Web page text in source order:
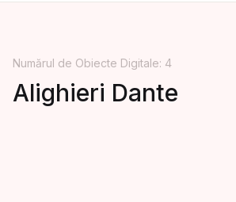
Numărul de Obiecte Digitale: 4
Alighieri Dante